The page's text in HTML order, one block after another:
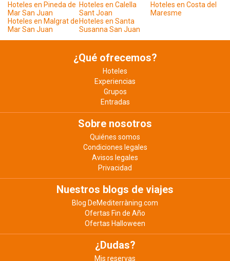
Hoteles en Pineda de
Mar San Juan
Hoteles en Calella
Sant Joan
Hoteles en Costa del
Maresme
Hoteles en Malgrat de
Mar San Juan
Hoteles en Santa
Susanna San Juan
¿Qué ofrecemos?
Hoteles
Experiencias
Grupos
Entradas
Sobre nosotros
Quiénes somos
Condiciones legales
Avisos legales
Privacidad
Nuestros blogs de viajes
Blog DeMediterràning.com
Ofertas Fin de Año
Ofertas Halloween
¿Dudas?
Mis reservas